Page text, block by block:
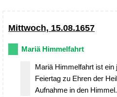
Mittwoch, 15.08.1657
Mariä Himmelfahrt
Mariä Himmelfahrt ist ein
Feiertag zu Ehren der
Aufnahme in den Himmel.